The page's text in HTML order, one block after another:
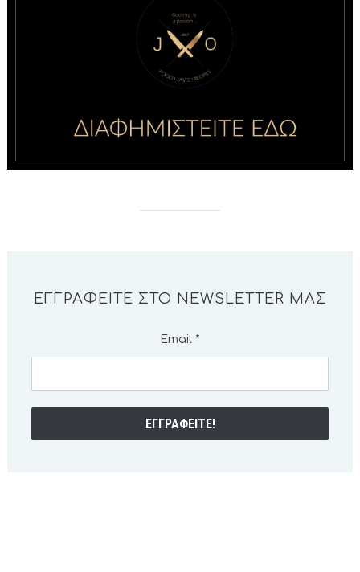
ΕΓΓΡΑΦΕΊΤΕ ΣΤΟ NEWSLETTER ΜΑΣ
Email *